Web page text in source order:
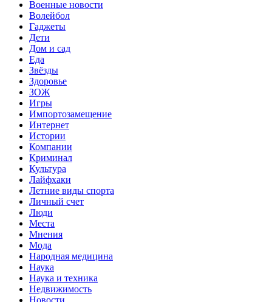
Военные новости
Волейбол
Гаджеты
Дети
Дом и сад
Еда
Звёзды
Здоровье
ЗОЖ
Игры
Импортозамещение
Интернет
Истории
Компании
Криминал
Культура
Лайфхаки
Летние виды спорта
Личный счет
Люди
Места
Мнения
Мода
Народная медицина
Наука
Наука и техника
Недвижимость
Новости